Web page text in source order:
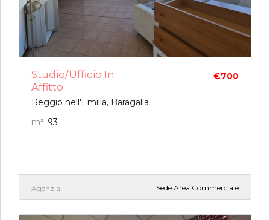
Studio/ufficio In
Affitto
Reggio nell'Emilia, Baragalla
€700
m² 93
Agenzia Sede Area Commerciale